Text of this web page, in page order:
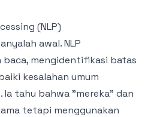
(NLP)
awal. NLP
mengidentifikasi batas
kesalahan umum
tahu bahwa "mereka" dan
tetapi menggunakan